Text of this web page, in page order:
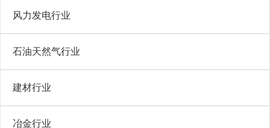
风力发电行业
石油天然气行业
建材行业
冶金行业